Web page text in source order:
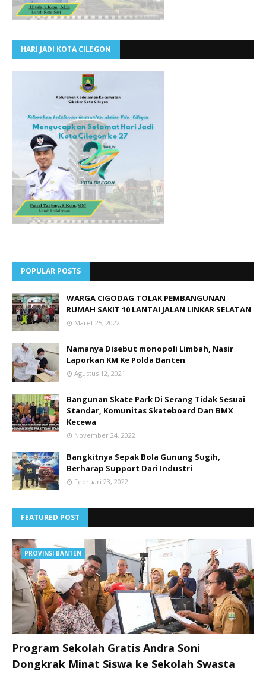
HARI JADI KOTA CILEGON
POPULAR POSTS
WARGA CIGODAG TOLAK PEMBANGUNAN
RUMAH SAKIT 10 LANTAI JALAN LINKAR SELATAN
Maret 25, 2022
Namanya Disebut monopoli Limbah, Nasir
Laporkan KM Ke Polda Banten
Agustus 12, 2021
Bangunan Skate Park Di Serang Tidak Sesuai
Standar, Komunitas Skateboard Dan BMX
Kecewa
November 24, 2022
Bangkitnya Sepak Bola Gunung Sugih,
Berharap Support Dari Industri
Februari 23, 2022
FEATURED POST
PROVINSI BANTEN
Program Sekolah Gratis Andra Soni
Dongkrak Minat Siswa ke Sekolah Swasta